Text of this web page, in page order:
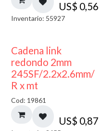
US$ 0,56
Inventario: 55927
Cadena link
redondo 2mm
245SF/2.2x2.6mm/
R x mt
Cod: 19861
US$ 0,87